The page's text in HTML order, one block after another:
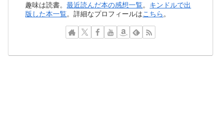
趣味は読書。最近読んだ本の感想一覧。 キンドルで出
版した本一覧。詳細なプロフィールはこちら。